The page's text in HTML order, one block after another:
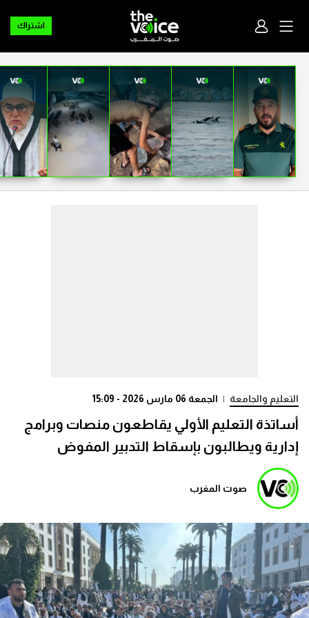
اشتراك
التعليم والجامعة | الجمعة 06 مارس 2026 - 15:09
أساتذة التعليم الأولي يقاطعون منصات وبرامج
إدارية ويطالبون بإسقاط التدبير المفوض
صوت المغرب